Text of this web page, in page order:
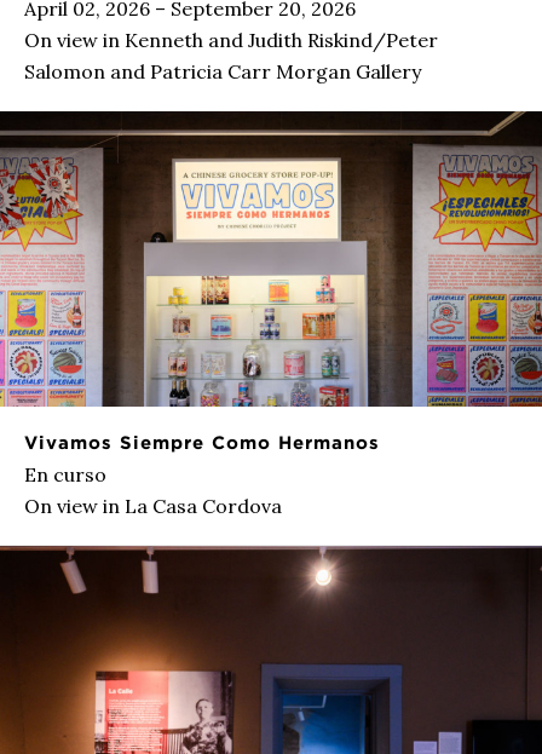
April 02, 2026 – September 20, 2026
On view in Kenneth and Judith Riskind/Peter
Salomon and Patricia Carr Morgan Gallery
Vivamos Siempre Como Hermanos
En curso
On view in La Casa Cordova